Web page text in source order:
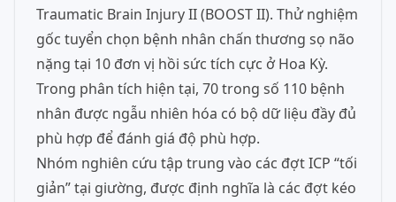
Traumatic Brain Injury II (BOOST II). Thử nghiệm
gốc tuyển chọn bệnh nhân chấn thương sọ não
nặng tại 10 đơn vị hồi sức tích cực ở Hoa Kỳ.
Trong phân tích hiện tại, 70 trong số 110 bệnh
nhân được ngẫu nhiên hóa có bộ dữ liệu đầy đủ
phù hợp để đánh giá độ phù hợp.
Nhóm nghiên cứu tập trung vào các đợt ICP “tối
giản” tại giường, được định nghĩa là các đợt kéo